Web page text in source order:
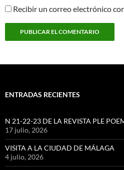
Recibir un correo electrónico
ENTRADAS RECIENTES
N 21-22-23 DE LA REVISTA PLE
17 julio, 2026
VISITA A LA CIUDAD DE MÁLAGA
4 julio, 2026